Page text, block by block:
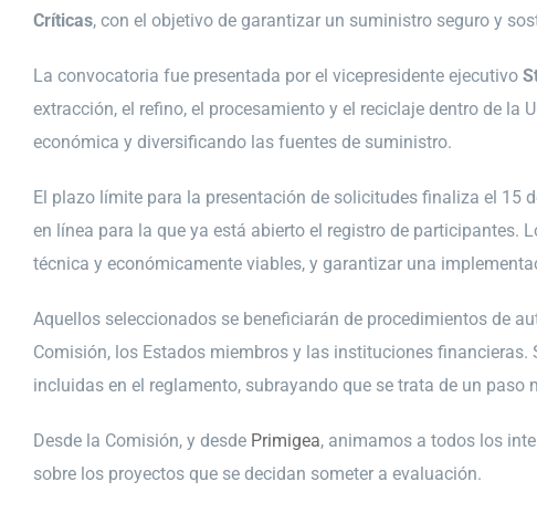
Críticas, con el objetivo de garantizar un suministro seguro y
La convocatoria fue presentada por el vicepresidente ejecutivo
extracción, el refino, el procesamiento y el reciclaje dentro de la
económica y diversificando las fuentes de suministro.
El plazo límite para la presentación de solicitudes finaliza el 15
en línea para la que ya está abierto el registro de participantes.
técnica y económicamente viables, y garantizar una
Aquellos seleccionados se beneficiarán de procedimientos de
Comisión, los Estados miembros y las instituciones
incluidas en el reglamento, subrayando que se trata de un
Desde la Comisión, y desde Primigea, animamos a todos los
sobre los proyectos que se decidan someter a evaluación.